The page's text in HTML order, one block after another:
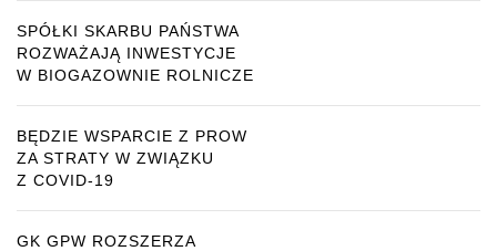
SPÓŁKI SKARBU PAŃSTWA
ROZWAŻAJĄ INWESTYCJE
W BIOGAZOWNIE ROLNICZE
BĘDZIE WSPARCIE Z PROW
ZA STRATY W ZWIĄZKU
Z COVID-19
GK GPW ROZSZERZA